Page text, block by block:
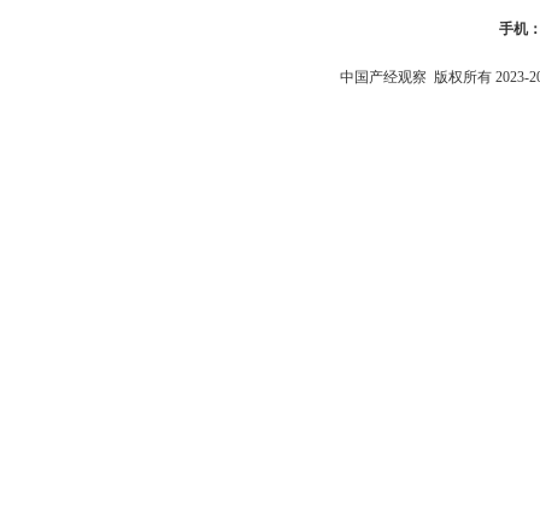
手机
中国产经观察 版权所有 2023-